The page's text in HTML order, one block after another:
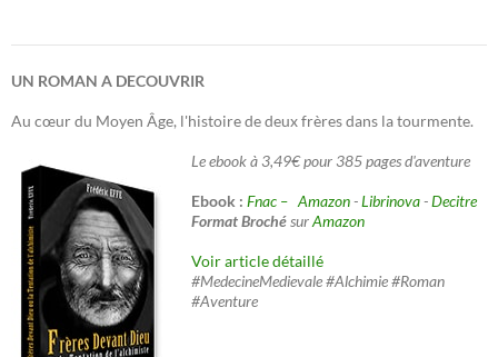
UN ROMAN A DECOUVRIR
Au cœur du Moyen Âge, l'histoire de deux frères dans la tourmente.
Le ebook à 3,49€ pour 385 pages d'aventure
Ebook : Fnac – Amazon-Librinova-Decitre
Format BrochésurAmazon
Voir article détaillé
#MedecineMedievale #Alchimie #Roman
#Aventure